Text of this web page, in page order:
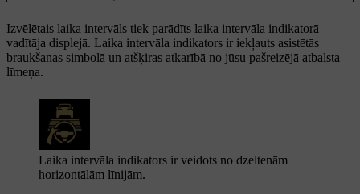
Izvēlētais laika intervāls tiek parādīts laika intervāla indikatorā
vadītāja displejā. Laika intervāla indikators ir iekļauts asistētās
braukšanas simbolā un atšķiras atkarībā no jūsu pašreizējā atbalsta
līmeņa.
Laika intervāla indikators ir veidots no dzeltenām
horizontālām līnijām.